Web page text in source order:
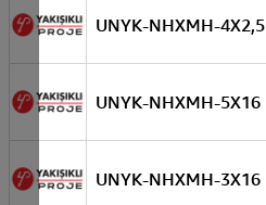
UNYK-NHXMH-4X2,5
UNYK-NHXMH-5X16
UNYK-NHXMH-3X16